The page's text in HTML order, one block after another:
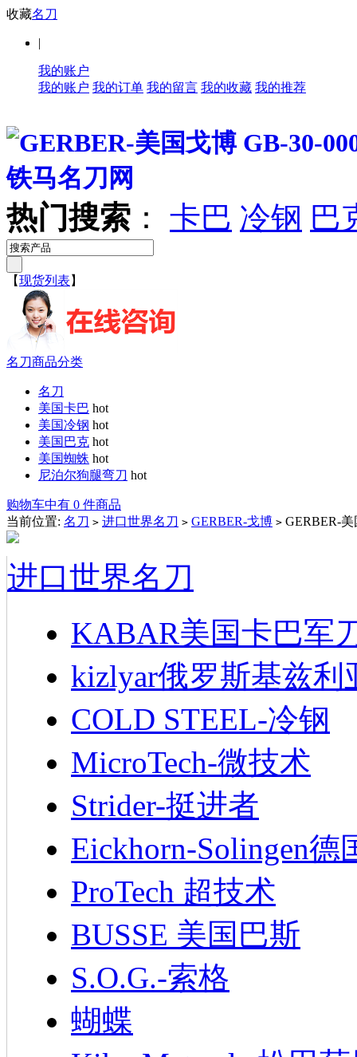
收藏名刀
|
我的账户
我的账户 我的订单 我的留言 我的收藏 我的推荐
热门搜索 ： 卡巴 冷钢 巴
【现货列表 】
名刀商品分类
名刀
美国卡巴 hot
美国冷钢 hot
美国巴克 hot
美国蜘蛛 hot
尼泊尔狗腿弯刀 hot
购物车中有 0 件商品
当前位置: 名刀 > 进口世界名刀 > GERBER-戈博 > GERBER-
进口世界名刀
KABAR美国卡巴军
kizlyar俄罗斯基兹利
COLD STEEL-冷钢
MicroTech-微技术
Strider-挺进者
Eickhorn-Solingen德
ProTech 超技术
BUSSE 美国巴斯
S.O.G.-索格
蝴蝶